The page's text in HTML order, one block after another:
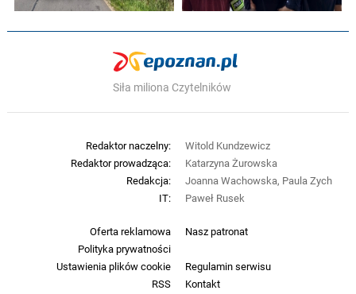
Siła miliona Czytelników
Oferta reklamowa
Nasz patronat
Polityka prywatności
Ustawienia plików cookie
Regulamin serwisu
RSS
Kontakt
Redaktor naczelny:
Witold Kundzewicz
Redaktor prowadząca:
Katarzyna Żurowska
Redakcja:
Joanna Wachowska, Paula Zych
IT:
Paweł Rusek